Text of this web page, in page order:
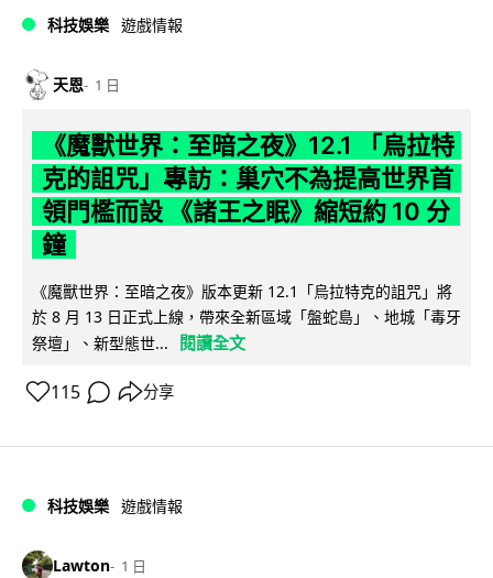
科技娛樂 遊戲情報
天恩 1 日
《魔獸世界：至暗之夜》12.1 「烏拉特
克的詛咒」專訪：巢穴不為提高世界首
領門檻而設 《諸王之眠》縮短約 10 分
鐘
《魔獸世界：至暗之夜》版本更新 12.1「烏拉特克的詛咒」將
於 8 月 13 日正式上線，帶來全新區域「盤蛇島」、地城「毒牙
祭壇」、新型態世...
閱讀全文
115 分享
科技娛樂 遊戲情報
Lawton 1 日